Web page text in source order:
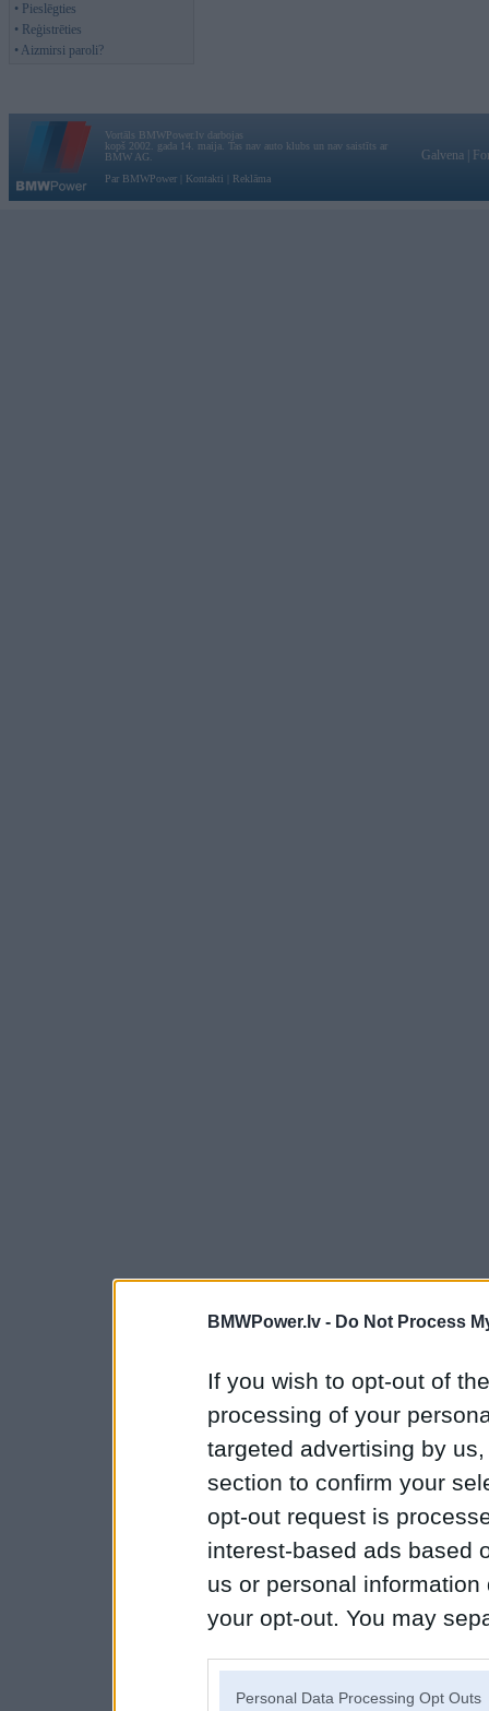
BMWPower.lv - Do Not Process
If you wish to opt-out of
processing of your
targeted advertising by
section to confirm your
opt-out request is
interest-based ads based
us or personal
your opt-out. You may
Personal Data Processing Opt Outs
• Pieslēgties
• Reģistrēties
• Aizmirsi paroli?
Vortāls BMWPower.lv darbojas
kopš 2002. gada 14. maija. Tas nav auto klubs un nav saistīts ar
BMW AG.
Par BMWPower
Kontakti Reklāma
Galvena